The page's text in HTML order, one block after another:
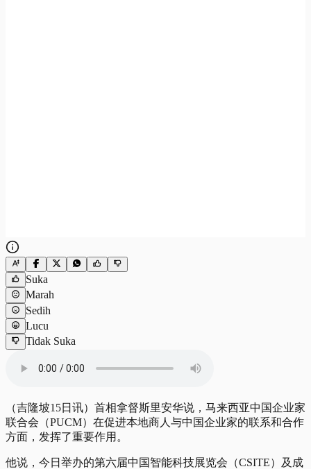
Suka
Marah
Sedih
Lucu
Tidak Suka
（吉隆坡15日讯）首相拿督斯里安华说，马来西亚中国企业家
联合会（PUCM）在促进本地商人与中国企业家的联系和合作
方面，发挥了重要作用。
他说，今日举办的第六届中国智能科技展览会（CSITE）及成